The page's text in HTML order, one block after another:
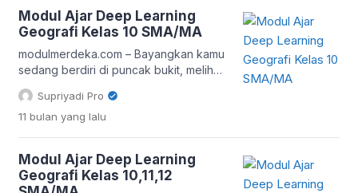
tetapi memahami proses alam yang
membentuk permukaan bumi. Inilah
mengapa pendekatan deep learning
atau pembelajaran mendalam dalam
geografi sangat penting. Download
contoh Modul […]
Modul Ajar Deep Learning
Geografi Kelas 10 SMA/MA
modulmerdeka.com – Bayangkan kamu
sedang berdiri di puncak bukit, melihat
pemandangan alam yang luas
terbentang. Ada sungai yang berkelok,
permukiman yang rapi, dan sawah
Learning Geografi Kelas 10 SMA/MA ini
hadir untuk membantu guru dan siswa
Supriyadi Pro
11 bulan yang lalu
Modul Ajar Deep Learning
Geografi Kelas 10,11,12